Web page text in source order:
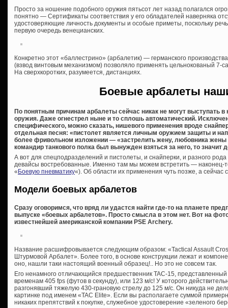
Просто за ношение подобного оружия пятьсот лет назад полагался
понятно — Сертификаты соответствия у его обладателей наверняка
удостоверяющие личность документы и особые приметы, поскольку
первую очередь венецианских.
Конкретно этот «баллестрино» (арбалетик) — германского
(взвод винтовым механизмом) позволяло применять цельнокованый 7-
На сверхкоротких, разумеется, дистанциях.
Боевые арбалеты
По понятным причинам арбалеты сейчас никак не могут выступать в
оружия. Даже огнестрел ныне и то сплошь автоматический.
специфического, можно сказать, нишевого применения вроде
отдельная песня: «пистолет является личным оружием защиты и
более фривольном изложении — «застрелить жену, любовника жены
командир танкового полка был вынужден взяться за него, то значит
А вот для спецподразделений и пистолеты, и снайперки, и разного
девайсы востребованные. Именно там мы можем встретить — наконец-
«Боевую пневматику«). Об области их применения чуть позже, а сейчас
Модели боевых арбалетов
Сразу оговоримся, что вряд ли удастся найти где-то на планете
выпуске «боевых арбалетов». Просто смысла в этом нет. Вот на
известнейшей американской компании PSE Archery.
Название расшифровывается следующим образом: «Tactical Assault
Штурмовой Арбалет». Более того, в основе конструкции лежат и
оно, нашли таки настоящий военный образец!.. Но это не совсем так.
Его ненамного отличающийся предшественник TAC-15,
временам 405 fps (футов в секунду), или 123 м/с! У которого
разгонявший тяжелую 430-грановую стрелу до 125 м/с. Он никуда не
картинке под именем «TAC Elite». Если вы располагаете суммой
никаких препятствий к покупке, служебное удостоверение «зеленого